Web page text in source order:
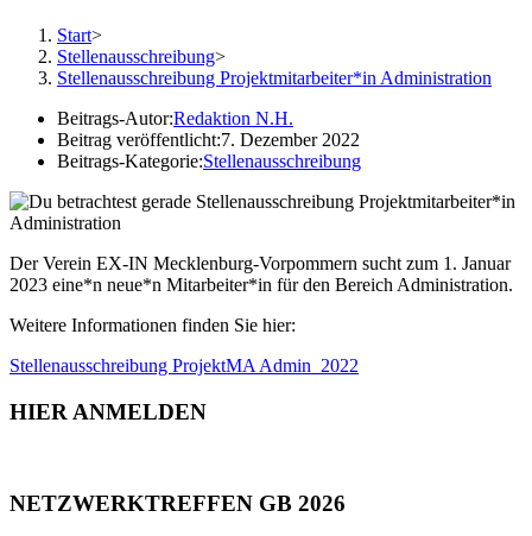
Start>
Stellenausschreibung>
Stellenausschreibung Projektmitarbeiter*in Administration
Beitrags-Autor:Redaktion N.H.
Beitrag veröffentlicht:7. Dezember 2022
Beitrags-Kategorie:Stellenausschreibung
Der Verein EX-IN Mecklenburg-Vorpommern sucht zum 1. Januar
2023 eine*n neue*n Mitarbeiter*in für den Bereich Administration.
Weitere Informationen finden Sie hier:
Stellenausschreibung ProjektMA Admin_2022
HIER ANMELDEN
NETZWERKTREFFEN GB 2026